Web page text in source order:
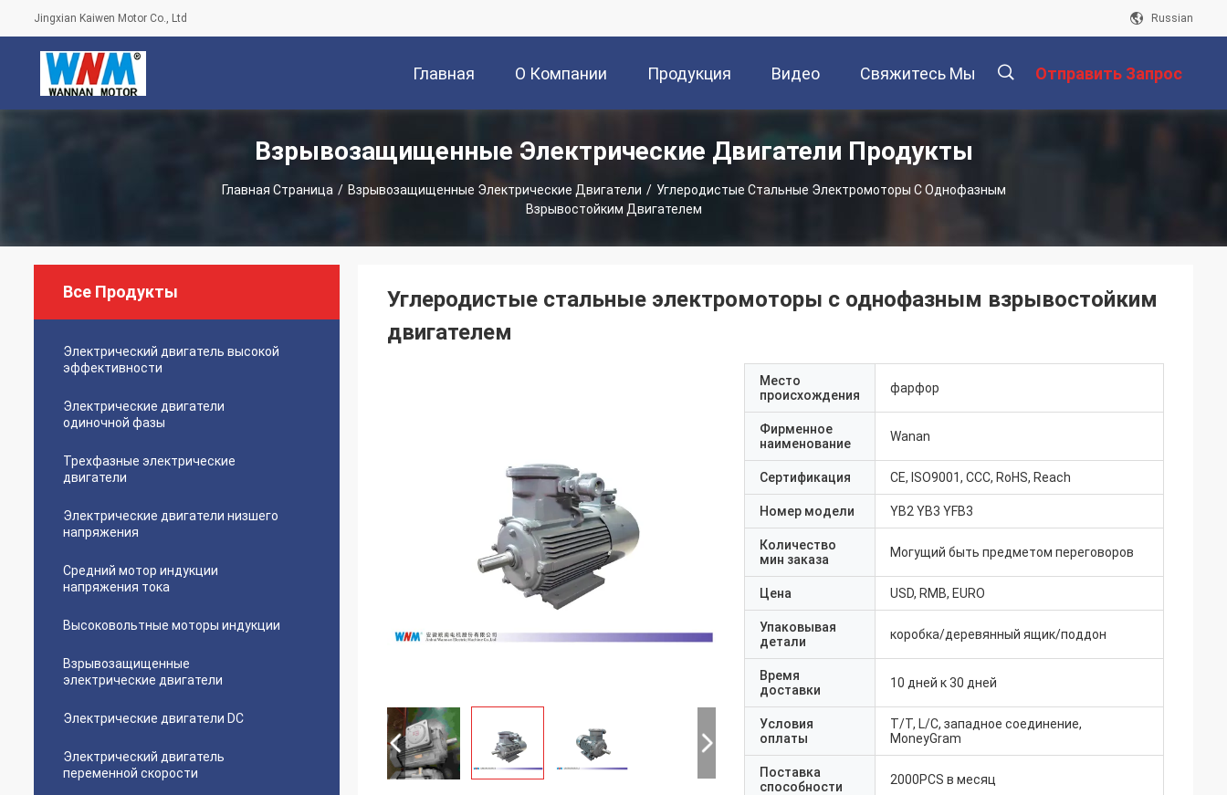
Jingxian Kaiwen Motor Co., Ltd Russian
Главная
Страница
О Компании Продукция Видео Свяжитесь Мы Отправить Запрос
Взрывозащищенные Электрические Двигатели Продукты
Главная Страница / Взрывозащищенные Электрические Двигатели / Углеродистые Стальные Электромоторы С Однофазным
Взрывостойким Двигателем
Все Продукты
Электрический двигатель высокой
эффективности
Электрические двигатели
одиночной фазы
Трехфазные электрические
двигатели
Электрические двигатели низшего
напряжения
Средний мотор индукции
напряжения тока
Высоковольтные моторы индукции
Взрывозащищенные
электрические двигатели
Электрические двигатели DC
Электрический двигатель
переменной скорости
Углеродистые стальные электромоторы с однофазным взрывостойким
двигателем
Место
происхождения
фарфор
Фирменное
наименование
Wanan
Сертификация CE, ISO9001, CCC, RoHS, Reach
Номер модели YB2 YB3 YFB3
Количество
мин заказа
Могущий быть предметом переговоров
Цена USD, RMB, EURO
Упаковывая
детали
коробка/деревянный ящик/поддон
Время
доставки
10 дней к 30 дней
Условия
оплаты
T/T, L/C, западное соединение,
MoneyGram
Поставка
способности
2000PCS в месяц